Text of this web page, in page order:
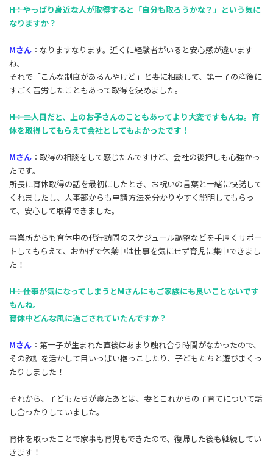
―――H：やっぱり身近な人が取得すると「自分も取ろうかな？」という気に
なりますか？
Mさん ：なりますなります。近くに経験者がいると安心感が違います
ね。
それで「こんな制度があるんやけど」と妻に相談して、第一子の産後に
すごく苦労したこともあって取得を決めました。
―――H：二人目だと、上のお子さんのこともあってより大変ですもんね。育
休を取得してもらえて会社としてもよかったです！
Mさん ：取得の相談をして感じたんですけど、会社の後押しも心強かっ
たです。
所長に育休取得の話を最初にしたとき、お祝いの言葉と一緒に快諾して
くれましたし、人事部からも申請方法を分かりやすく説明してもらっ
て、安心して取得できました。
事業所からも育休中の代行訪問のスケジュール調整などを手厚くサポー
トしてもらえて、おかげで休業中は仕事を気にせず育児に集中できまし
た！
―――H：仕事が気になってしまうとMさんにもご家族にも良いことないです
もんね。
育休中どんな風に過ごされていたんですか？
Mさん ：第一子が生まれた直後はあまり触れ合う時間がなかったので、
その教訓を活かして目いっぱい抱っこしたり、子どもたちと遊びまくっ
たりしました！
それから、子どもたちが寝たあとは、妻とこれからの子育てについて話
し合ったりしていました。
育休を取ったことで家事も育児もできたので、復帰した後も継続してい
きます！